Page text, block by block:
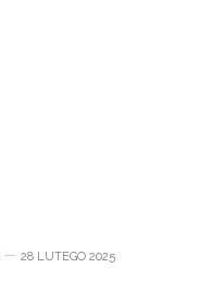
28 LUTEGO 2025